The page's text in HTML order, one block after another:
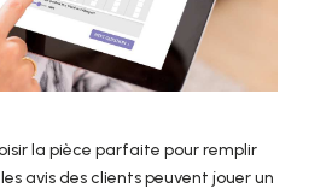
la pièce parfaite pour remplir
avis des clients peuvent jouer un